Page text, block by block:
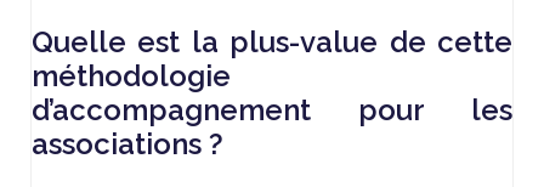
Quelle est la plus-value de cette
méthodologie
d’accompagnement pour les
associations ?